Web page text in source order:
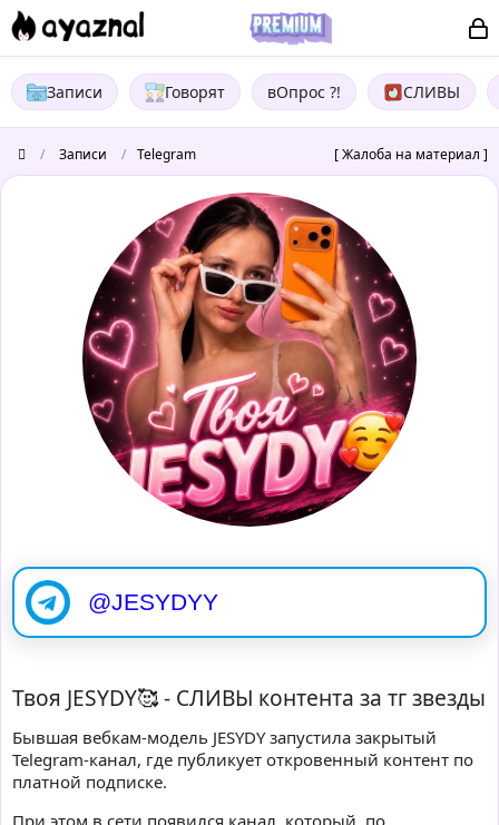
Записи Говорят вОпрос ?! СЛИВЫ
/ Записи / Telegram [ Жалоба на материал ]
@JESYDYY
Твоя JESYDY🥰 - СЛИВЫ контента за тг звезды
Бывшая вебкам-модель JESYDY запустила закрытый
Telegram-канал, где публикует откровенный контент по
платной подписке.